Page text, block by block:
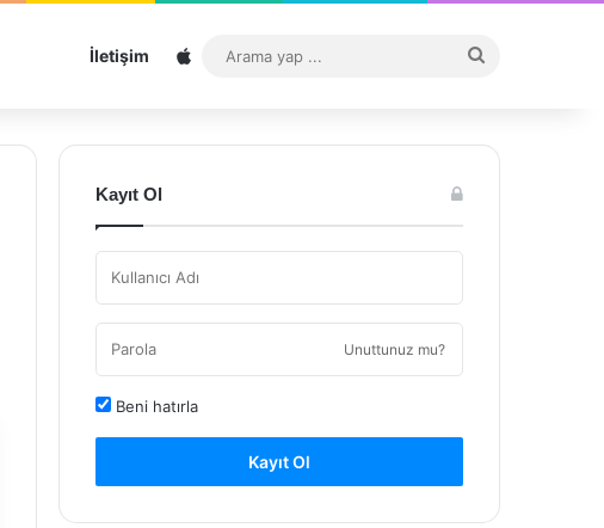
İletişim Sitemap
...
Kayıt Ol
Unuttunuz mu?
Beni hatırla
Kayıt Ol